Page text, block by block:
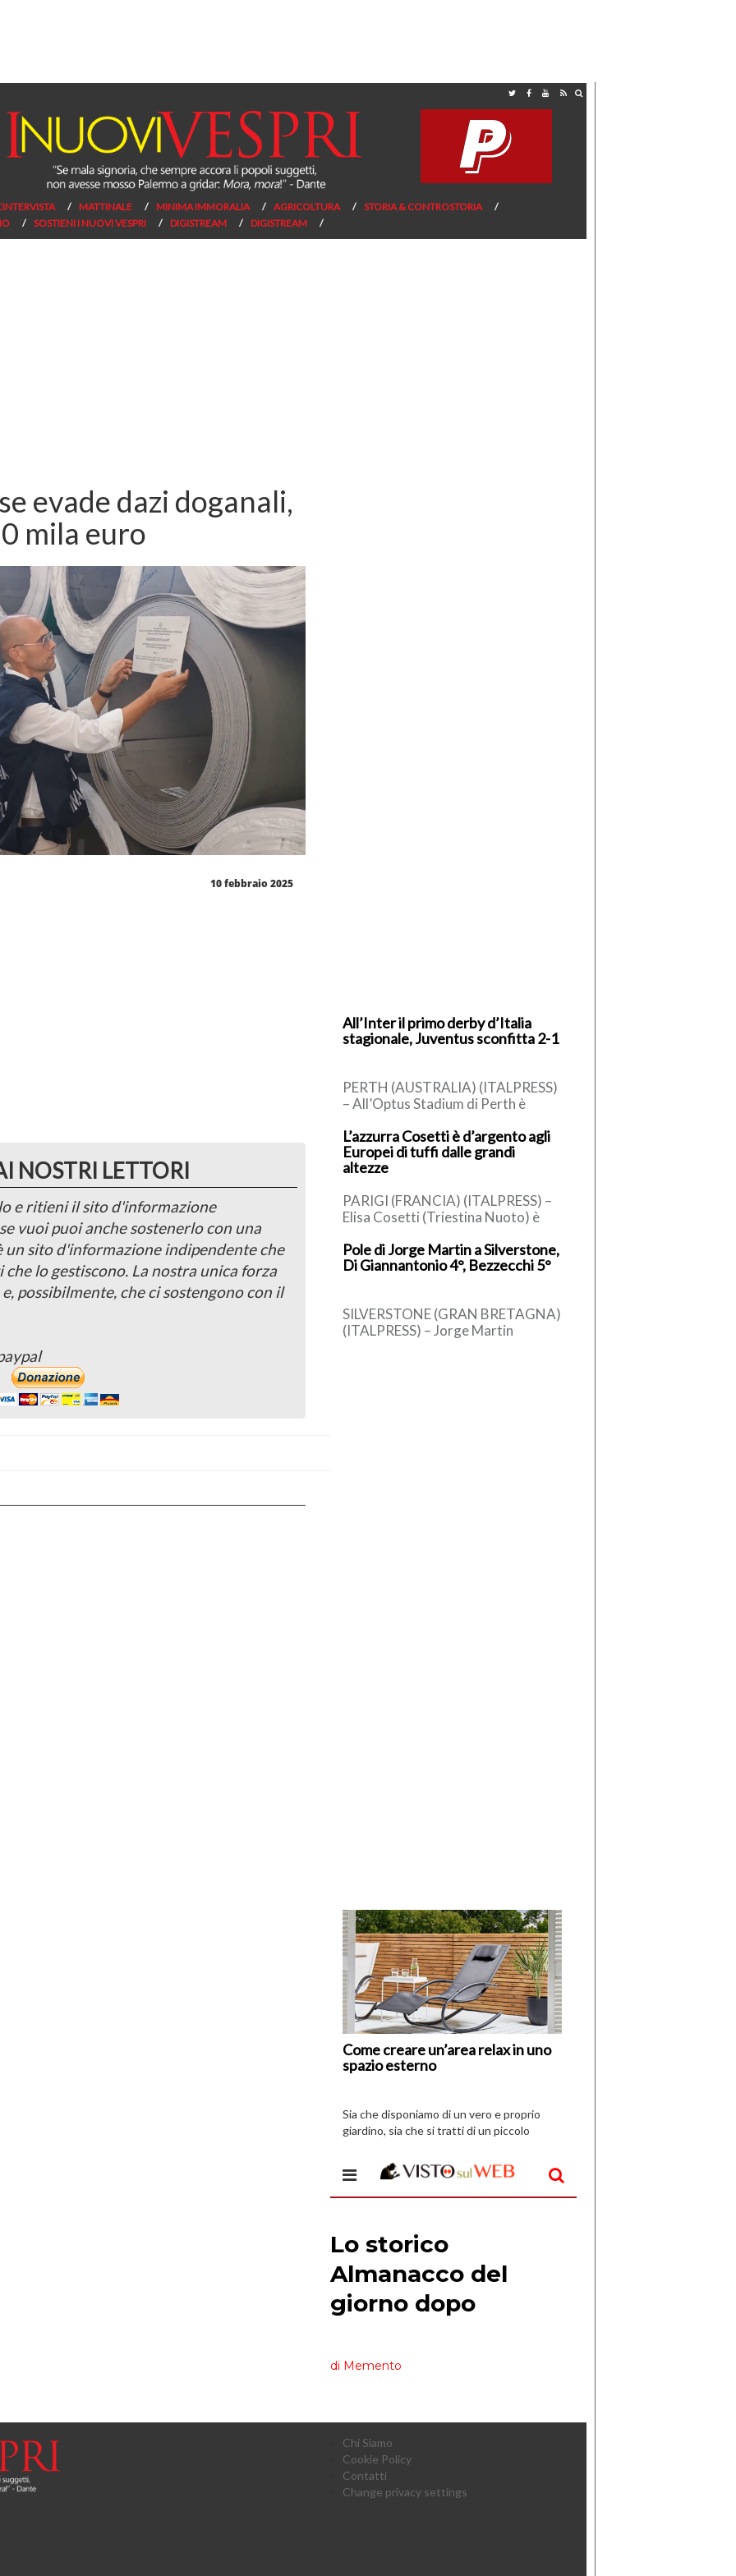
MATTINALE MINIMA IMMORALIA AGRICOLTURA
STORIA & CONTROSTORIA
SOSTIENI I NUOVI VESPRI DIGISTREAM DIGISTREAM
evade dazi doganali,
mila euro
10 febbraio 2025
NOSTRI LETTORI
e ritieni il sito d'informazione
vuoi puoi anche sostenerlo con una
sito d'informazione indipendente che
lo gestiscono. La nostra unica forza
possibilmente, che ci sostengono con il
All’Inter il primo derby d’Italia
stagionale, Juventus sconfitta 2-1
PERTH (AUSTRALIA) (ITALPRESS)
– All’Optus Stadium di Perth è
d’Italia della stagione.
Nell’amichevole australiana […]
L’azzurra Cosetti è d’argento agli
Europei di tuffi dalle grandi
altezze
PARIGI (FRANCIA) (ITALPRESS) –
Elisa Cosetti (Triestina Nuoto) è
grandi altezze femminili agli
Europei di […]
Pole di Jorge Martin a Silverstone,
Di Giannantonio 4°, Bezzecchi 5°
SILVERSTONE (GRAN BRETAGNA)
(ITALPRESS) – Jorge Martin
Come creare un’area relax in uno
spazio esterno
di
I
Vespri
Sia che disponiamo di un vero e proprio
giardino, sia che si tratti di un piccolo
Chi Siamo
Cookie Policy
Contatti
Change privacy settings